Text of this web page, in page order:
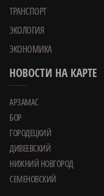
ТРАНСПОРТ
ЭКОЛОГИЯ
ЭКОНОМИКА
НОВОСТИ НА КАРТЕ
АРЗАМАС
БОР
ГОРОДЕЦКИЙ
ДИВЕЕВСКИЙ
НИЖНИЙ НОВГОРОД
СЕМЕНОВСКИЙ